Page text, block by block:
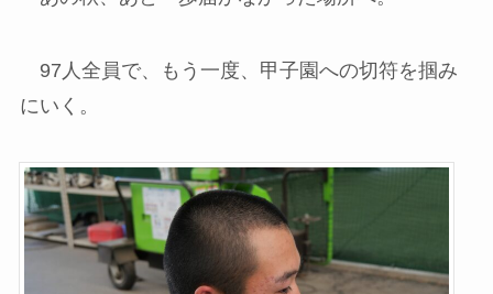
97人全員で、もう一度、甲子園への切符を掴み
にいく。